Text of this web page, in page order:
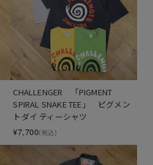
CHALLENGER　「PIGMENT
SPIRAL SNAKE TEE」　ピグメン
トダイ ティーシャツ
¥7,700(税込)